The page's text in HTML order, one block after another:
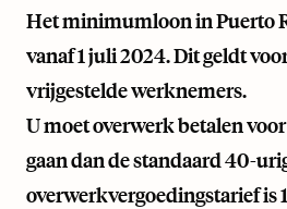
Het minimumloon in Puerto
vanaf 1 juli 2024. Dit geldt
vrijgestelde werknemers.
U moet overwerk betalen
gaan dan de standaard 40-
overwerkvergoedingstarief is